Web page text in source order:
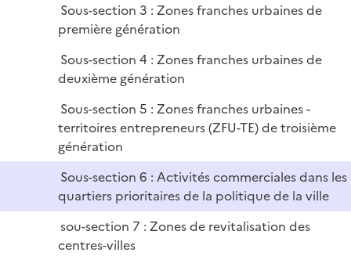
Sous-section 3 : Zones franches urbaines de
première génération
Sous-section 4 : Zones franches urbaines de
deuxième génération
Sous-section 5 : Zones franches urbaines -
territoires entrepreneurs (ZFU-TE) de troisième
génération
Sous-section 6 : Activités commerciales dans les
quartiers prioritaires de la politique de la ville
sou-section 7 : Zones de revitalisation des
centres-villes